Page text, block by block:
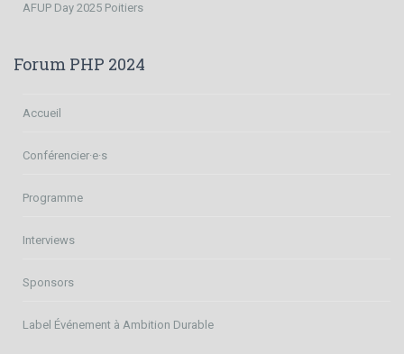
AFUP Day 2025 Poitiers
Forum PHP 2024
Accueil
Conférencier·e·s
Programme
Interviews
Sponsors
Label Événement à Ambition Durable